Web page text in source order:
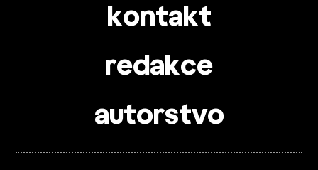
kontakt
redakce
autorstvo